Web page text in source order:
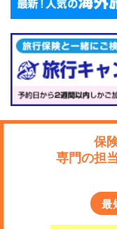
保
専門の担
最